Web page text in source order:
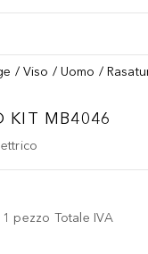
Viso Uomo
KIT MB4046
1 pezzo Totale IVA